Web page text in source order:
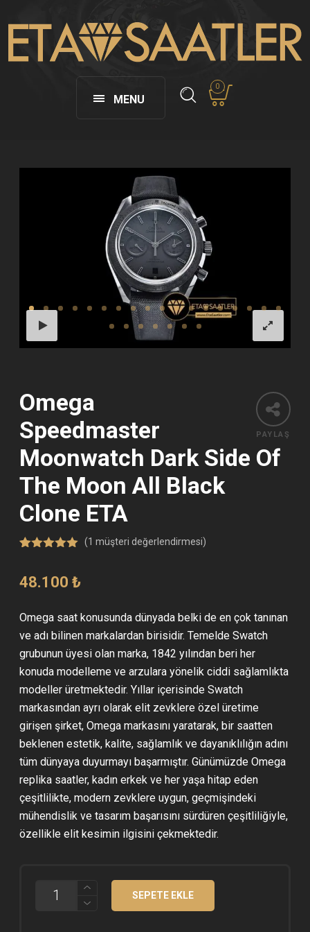
MENU
0
PAYLAŞ
Omega
Speedmaster
Moonwatch Dark Side Of
The Moon All Black
Clone ETA
dayanarak 5
aldı
(1 müşteri değerlendirmesi)
48.100₺
Omega saat konusunda dünyada belki de en çok tanınan
ve adı bilinen markalardan birisidir. Temelde Swatch
grubunun üyesi olan marka, 1842 yılından beri her
konuda modelleme ve arzulara yönelik ciddi sağlamlıkta
modeller üretmektedir. Yıllar içerisinde Swatch
markasından ayrı olarak elit zevklere özel üretime
girişen şirket, Omega markasını yaratarak, bir saatten
beklenen estetik, kalite, sağlamlık ve dayanıklılığın adını
tüm dünyaya duyurmayı başarmıştır. Günümüzde Omega
replika saatler, kadın erkek ve her yaşa hitap eden
çeşitlilikte, modern zevklere uygun, geçmişindeki
mühendislik ve tasarım başarısını sürdüren çeşitliliğiyle,
özellikle elit kesimin ilgisini çekmektedir.
SPEEDMASTER
SEPETE EKLE